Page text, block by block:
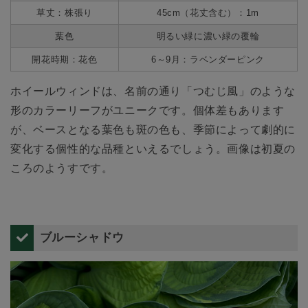
草丈：株張り 45cm（花丈含む）：1m
葉色 明るい緑に濃い緑の覆輪
開花時期：花色 6～9月：ラベンダーピンク
ホイールウィンドは、名前の通り「つむじ風」のような
形のカラーリーフがユニークです。個体差もあります
が、ベースとなる葉色も斑の色も、季節によって劇的に
変化する個性的な品種といえるでしょう。画像は初夏の
ころのようすです。
ブルーシャドウ